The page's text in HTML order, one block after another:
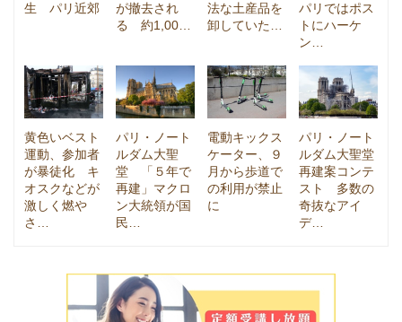
生 パリ近郊
が撤去され
る 約1,00…
法な土産品を
卸していた…
パリではポス
トにハーケ
ン…
黄色いベスト
運動、参加者
が暴徒化 キ
オスクなどが
激しく燃や
さ…
パリ・ノート
ルダム大聖
堂 「５年で
再建」マクロ
ン大統領が国
民…
電動キックス
ケーター、９
月から歩道で
の利用が禁止
に
パリ・ノート
ルダム大聖堂
再建案コンテ
スト 多数の
奇抜なアイ
デ…